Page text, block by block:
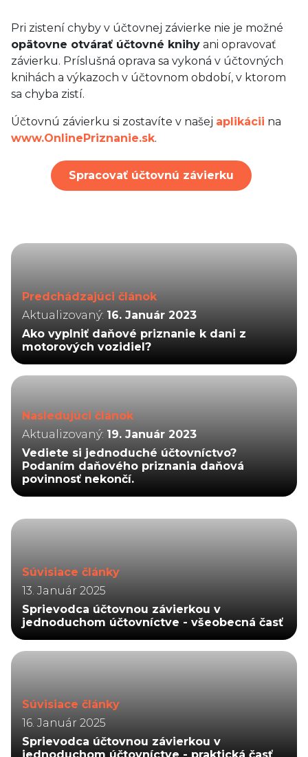
Pri zistení chyby v účtovnej závierke nie je možné
opätovne otvárať účtovné knihy ani opravovať
závierku. Príslušná oprava sa vykoná v účtovných
knihách a výkazoch v účtovnom období, v ktorom
sa chyba zistí.
Účtovnú závierku si zostavíte v našej aplikácii na
www.OnlinePriznanie.sk.
Spracovať účtovnú závierku
Predchádzajúci článok
Aktualizovaný: 16. Január 2023
Ako vyplniť daňové priznanie k dani z
motorových vozidiel?
Nasledujúci článok
Aktualizovaný: 19. Január 2023
Vediete si jednoduché účtovníctvo?
Podaním daňového priznania daňová
povinnosť nekončí.
Súvisiace články
13. Január 2025
Sprievodca účtovnou závierkou v
jednoduchom účtovníctve - všeobecná časť
Súvisiace články
16. Január 2025
Sprievodca účtovnou závierkou v